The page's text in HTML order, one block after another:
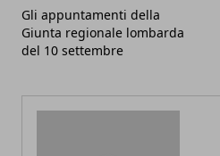
Gli appuntamenti della
Giunta regionale lombarda
del 10 settembre